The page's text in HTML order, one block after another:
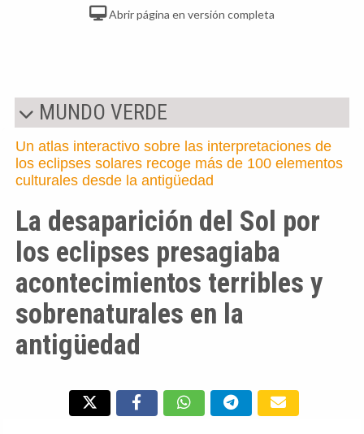
Abrir página en versión completa
MUNDO VERDE
Un atlas interactivo sobre las interpretaciones de
los eclipses solares recoge más de 100 elementos
culturales desde la antigüedad
La desaparición del Sol por
los eclipses presagiaba
acontecimientos terribles y
sobrenaturales en la
antigüedad